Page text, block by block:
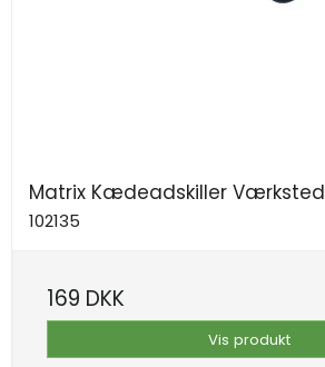
Matrix Kædeadskiller Værksted
102135
169 DKK
Vis produkt